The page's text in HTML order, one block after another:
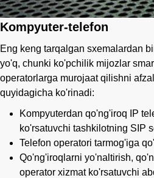
Kompyuter-telefon
Eng keng tarqalgan sxemalardan
yo'q, chunki ko'pchilik mijozlar
operatorlarga murojaat qilishni
quyidagicha ko'rinadi:
Kompyuterdan qo'ng'iroq IP
ko'rsatuvchi tashkilotning SIP
Telefon operatori tarmog'iga
Qo'ng'iroqlarni yo'naltirish,
operator xizmat ko'rsatuvchi